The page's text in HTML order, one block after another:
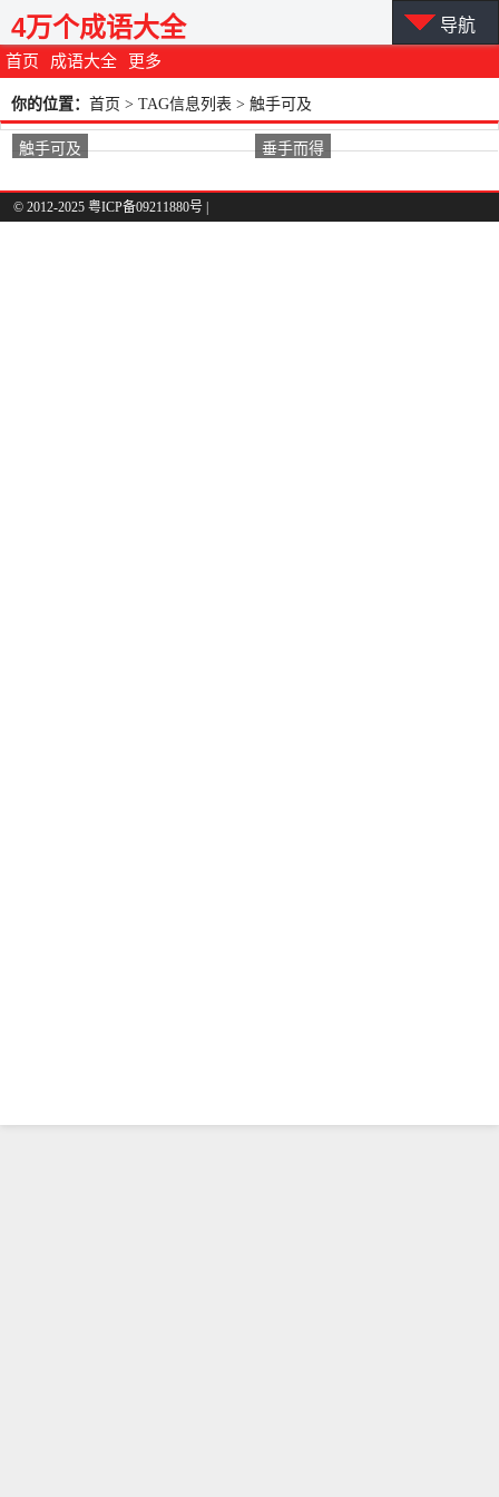
首页 成语大全 更多
4万个成语大全 导航
你的位置： 首页 > TAG信息列表 > 触手可及
触手可及 垂手而得
© 2012-2025 粤ICP备09211880号 |